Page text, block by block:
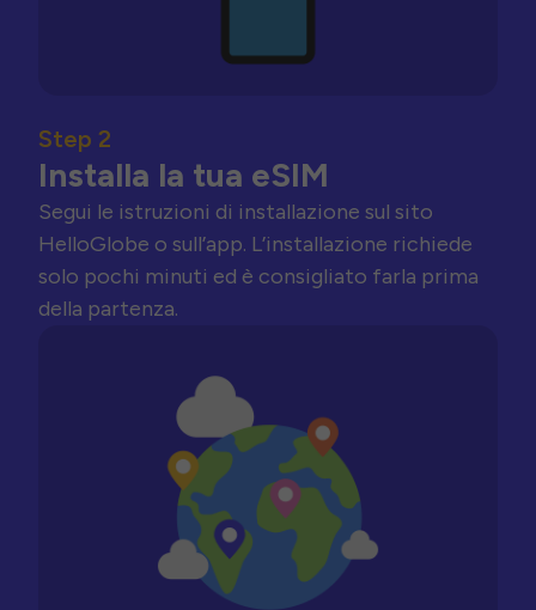
Step 2
Installa la tua eSIM
Segui le istruzioni di installazione sul sito
HelloGlobe o sull’app. L’installazione richiede
solo pochi minuti ed è consigliato farla prima
della partenza.